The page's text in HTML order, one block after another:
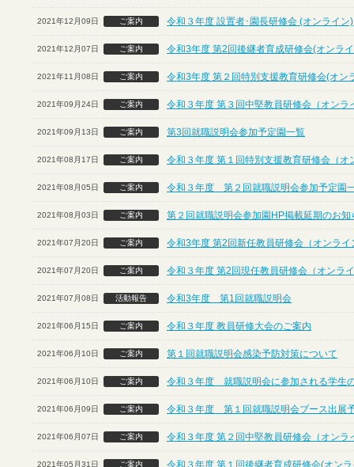
2021年12月09日 ご案内 令和３年度 設置者･園長研修会 (オンライン)
2021年12月07日 ご案内 令和3年度 第2回後継者育成研修会(オンラ
2021年11月08日 ご案内 令和3年度 第２回特別支援教育研修会(オン
2021年09月24日 ご案内 令和３年度 第３回中堅教員研修会（オンラ
2021年09月13日 ご案内 第3回就職説明会参加予定園一覧
2021年08月17日 ご案内 令和３年度 第１回特別支援教育研修会（オ
2021年08月05日 ご案内 令和３年度 第２回就職説明会参加予定園
2021年08月03日 ご案内 第２回就職説明会参加園HP掲載延期のお知
2021年07月20日 ご案内 令和3年度 第2回新任教員研修会（オンライ
2021年07月20日 ご案内 令和３年度 第2回現任教員研修会（オンラ
2021年07月08日 活動報告 令和3年度 第1回就職説明会
2021年06月15日 ご案内 令和３年度 教員研修大会のご案内
2021年06月10日 ご案内 第１回就職説明会感染予防対策について
2021年06月10日 ご案内 令和３年度 就職説明会に参加される学生
2021年06月09日 ご案内 令和３年度 第１回就職説明会ブース出展
2021年06月07日 ご案内 令和３年度 第２回中堅教員研修会（オンラ
2021年05月31日 ご案内 令和３年度 第１回後継者育成研修会(オン